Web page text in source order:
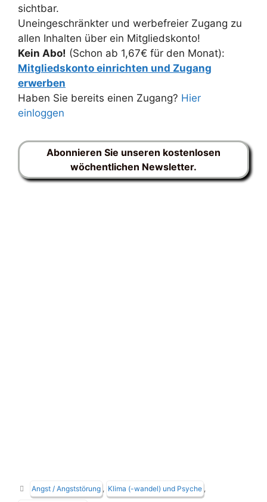
sichtbar.
Uneingeschränkter und werbefreier Zugang zu
allen Inhalten über ein Mitgliedskonto!
Kein Abo! (Schon ab 1,67€ für den Monat):
Mitgliedskonto einrichten und Zugang
erwerben
Haben Sie bereits einen Zugang? Hier
einloggen
Abonnieren Sie unseren kostenlosen
wöchentlichen Newsletter.
Schlagwörter
Angst / Angststörung Klima (-wandel) und Psyche